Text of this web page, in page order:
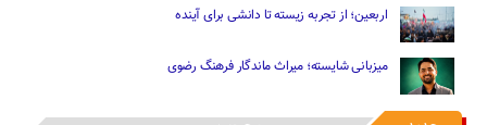
اربعین؛ از تجربه زیسته تا دانشی برای آینده
میزبانی شایسته؛ میراث ماندگار فرهنگ رضوی